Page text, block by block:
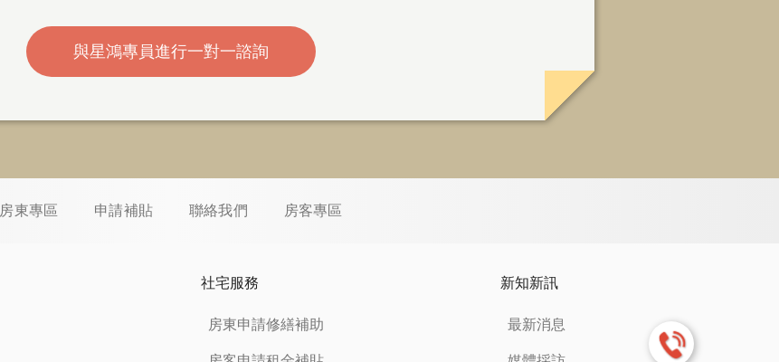
與星鴻專員進行一對一諮詢
房東專區 申請補貼 聯絡我們 房客專區
社宅服務
房東申請修繕補助
新知新訊
最新消息